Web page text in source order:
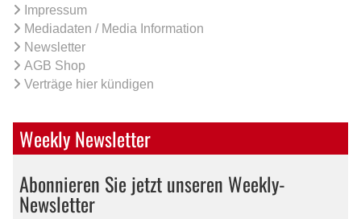
Impressum
Mediadaten / Media Information
Newsletter
AGB Shop
Verträge hier kündigen
Weekly Newsletter
Abonnieren Sie jetzt unseren Weekly-
Newsletter